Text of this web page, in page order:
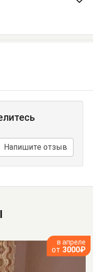
Напишите отзыв
в апреле
от 3000₽